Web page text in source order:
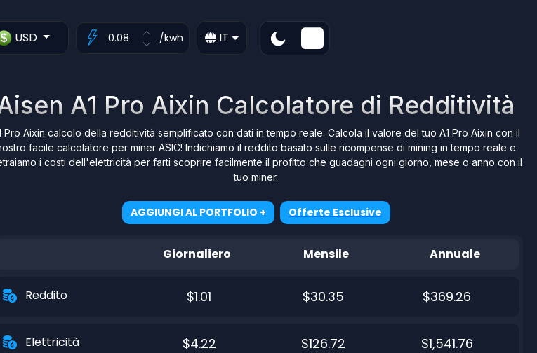
USD /kwh IT
A1 Pro Aixin Calcolatore di Redditività
Pro Aixin calcolo della redditività semplificato con dati in tempo reale: Calcola il valore del tuo A1 Pro Aixin con il
facile calcolatore per miner ASIC! Indichiamo il reddito basato sulle ricompense di mining in tempo reale e
i costi dell'elettricità per farti scoprire facilmente il profitto che guadagni ogni giorno, mese o anno con il
tuo miner.
AGGIUNGI AL PORTFOLIO + Offerte Esclusive
Giornaliero Mensile Annuale
Reddito $1.01 $30.35 $369.26
Elettricità $4.22 $126.72 $1,541.76